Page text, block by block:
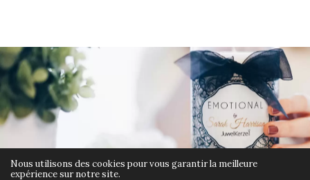
Nous utilisons des cookies pour vous garantir la meilleure
expérience sur notre site.